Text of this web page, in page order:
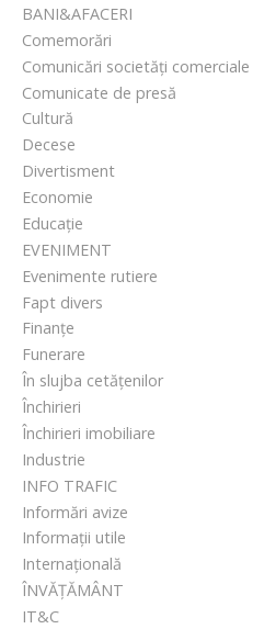
p
n
t
e
n
i
BANI&AFACERI
Comemorări
Comunicări societăți comerciale
Comunicate de presă
Cultură
Decese
Divertisment
Economie
Educație
EVENIMENT
Evenimente rutiere
Fapt divers
Finanțe
Funerare
În slujba cetățenilor
Închirieri
Închirieri imobiliare
Industrie
INFO TRAFIC
Informări avize
Informații utile
Internațională
ÎNVĂȚĂMÂNT
IT&C